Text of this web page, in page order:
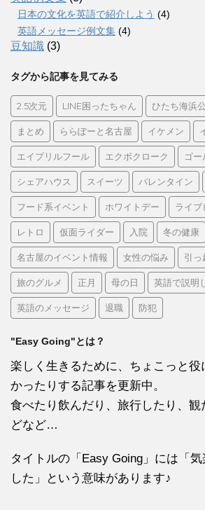
日本の文化を英語で紹介しよう (4)
英語メッセージ例文集 (4)
豆知識 (3)
タグから記事を見てみる
2.5次元 LINE困ったちゃん ひたち海浜
まとめ ららぽーと名古屋 イケメン
エイプリルフール エクボクローク ゴー
シェアハウス スイーツ バレンタイン
フード系イベント ホワイトデー ライブ
レトロ 仮面ライダー 入院 冬の健康
名古屋のイベント情報 女性の悩み 引っ
旅のグルメ 正月 母の日 英語で説明
英語のメッセージ 退職 防犯
"Easy Going"とは？
楽しく生きるために、ちょこっと役
かったりする記事を更新中。
食べたり飲んだり、旅行したり、観
どなど…
タイトルの「Easy Going」には「
した」という意味があります♪